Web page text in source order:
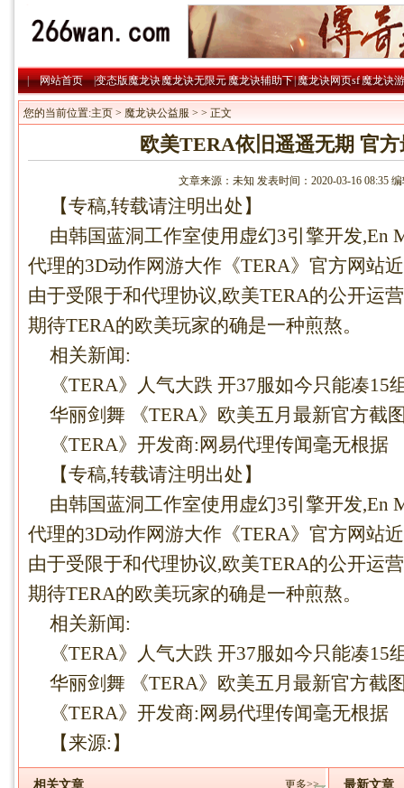
网站首页
| 变态版魔龙诀
|
魔龙诀无限元
宝
|
魔龙诀辅助下
载
|
魔龙诀网页sf
|
魔龙诀
略
|
您的当前位置:主页 > 魔龙诀公益服 > > 正文
欧美TERA依旧遥遥无期 官
文章来源：未知 发表时间：2020-03-16 08:35
【专稿,转载请注明出处】
由韩国蓝洞工作室使用虚幻3引擎开发,En
代理的3D动作网游大作《TERA》官方网站
由于受限于和代理协议,欧美TERA的公开运
期待TERA的欧美玩家的确是一种煎熬。
相关新闻:
《TERA》人气大跌 开37服如今只能凑15
华丽剑舞 《TERA》欧美五月最新官方截
《TERA》开发商:网易代理传闻毫无根据
【专稿,转载请注明出处】
由韩国蓝洞工作室使用虚幻3引擎开发,En
代理的3D动作网游大作《TERA》官方网站
由于受限于和代理协议,欧美TERA的公开运
期待TERA的欧美玩家的确是一种煎熬。
相关新闻:
《TERA》人气大跌 开37服如今只能凑15
华丽剑舞 《TERA》欧美五月最新官方截
《TERA》开发商:网易代理传闻毫无根据
【来源:】
相关文章 更多>> 最新文章